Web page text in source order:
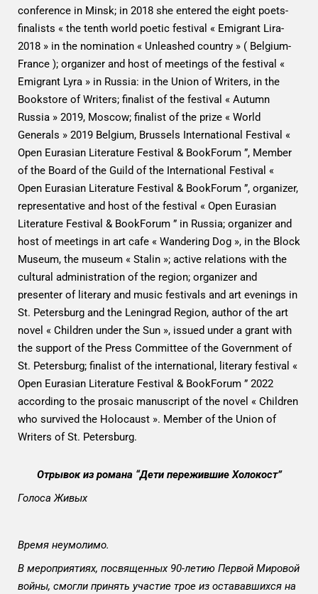
conference in Minsk; in 2018 she entered the eight poets-
finalists « the tenth world poetic festival « Emigrant Lira-
2018 » in the nomination « Unleashed country » ( Belgium-
France ); organizer and host of meetings of the festival «
Emigrant Lyra » in Russia: in the Union of Writers, in the
Bookstore of Writers; finalist of the festival « Autumn
Russia » 2019, Moscow; finalist of the prize « World
Generals » 2019 Belgium, Brussels International Festival «
Open Eurasian Literature Festival & BookForum ”, Member
of the Board of the Guild of the International Festival «
Open Eurasian Literature Festival & BookForum ”, organizer,
representative and host of the festival « Open Eurasian
Literature Festival & BookForum ” in Russia; organizer and
host of meetings in art cafe « Wandering Dog », in the Block
Museum, the museum « Stalin »; active relations with the
cultural administration of the region; organizer and
presenter of literary and music festivals and art evenings in
St. Petersburg and the Leningrad Region, author of the art
novel « Children under the Sun », issued under a grant with
the support of the Press Committee of the Government of
St. Petersburg; finalist of the international, literary festival «
Open Eurasian Literature Festival & BookForum ” 2022
according to the prosaic manuscript of the novel « Children
who survived the Holocaust ». Member of the Union of
Writers of St. Petersburg.
Отрывок из романа “Дети пережившие Холокост”
Голоса Живых
Время неумолимо.
В мероприятиях, посвященных 90-летию Первой Мировой
войны, смогли принять участие трое из остававшихся на